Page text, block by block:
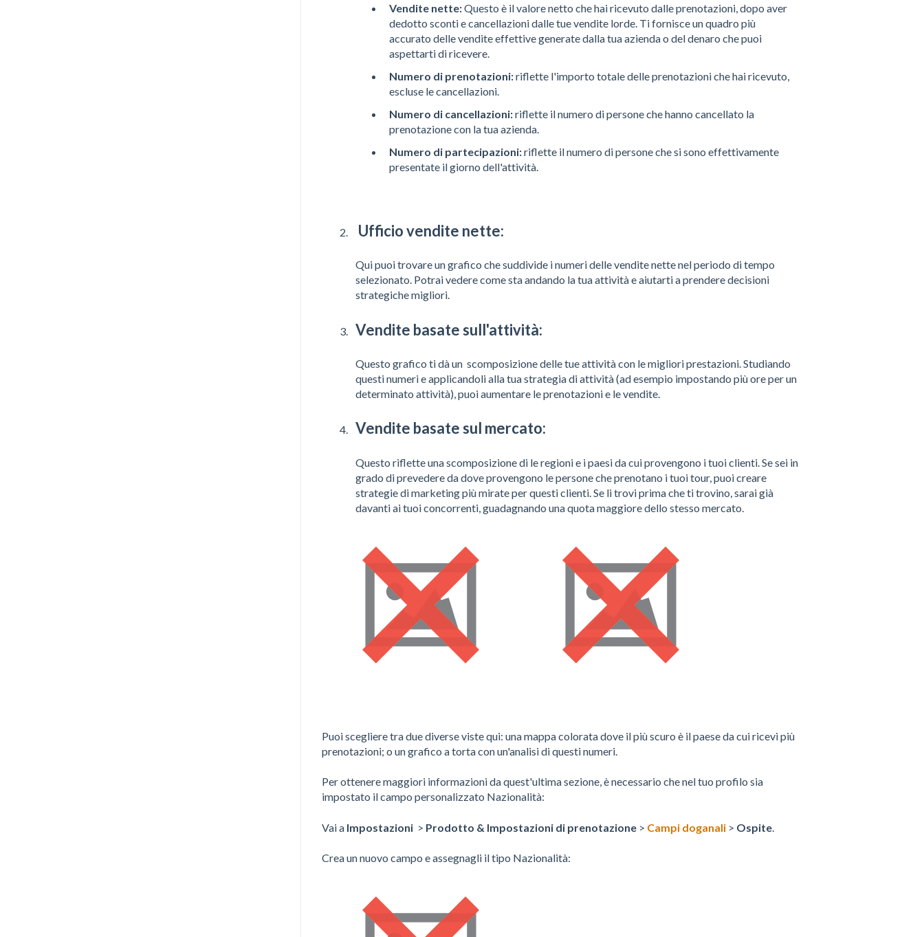
Vendite nette:Questo è il valore netto che hai ricevuto dalle prenotazioni, dopo aver
dedotto sconti e cancellazioni dalle tue vendite lorde. Ti fornisce un quadro più
accurato delle vendite effettive generate dalla tua azienda o del denaro che puoi
aspettarti di ricevere.
Numero di prenotazioni:riflette l'importo totale delle prenotazioni che hai ricevuto,
escluse le cancellazioni.
Numero di cancellazioni:riflette il numero di persone che hanno cancellato la
prenotazione con la tua azienda.
Numero di partecipazioni:riflette il numero di persone che si sono effettivamente
presentate il giorno dell'attività.
Ufficio vendite nette:
Qui puoi trovare un grafico che suddivide i numeri delle vendite nette nel periodo di tempo
selezionato. Potrai vedere come sta andando la tua attività e aiutarti a prendere decisioni
strategiche migliori.
Vendite basate sull'attività:
Questo grafico ti dà unscomposizione delle tue attività con le migliori prestazioni.Studiando
questi numeri e applicandoli alla tua strategia di attività (ad esempio impostando più ore per un
determinato attività), puoi aumentare le prenotazioni e le vendite.
Vendite basate sul mercato:
Questo riflette una scomposizione di le regioni e i paesi da cui provengono i tuoi clienti. Se sei in
grado di prevedere da dove provengono le persone che prenotano i tuoi tour, puoi creare
strategie di marketing più mirate per questi clienti. Se li troviprima che ti trovino, sarai già
davanti ai tuoi concorrenti, guadagnando una quota maggiore dello stesso mercato.
Puoi scegliere tra due diverse viste qui: una mappa colorata dove il più scuro è il paese da cui ricevi più
prenotazioni; o un grafico a torta con un'analisi di questi numeri.
Per ottenere maggiori informazioni da quest'ultima sezione, è necessario che nel tuo profilo sia
impostato il campo personalizzato Nazionalità:
Vai a Impostazioni > Prodotto & Impostazioni di prenotazione> Campi doganali> Ospite.
Crea un nuovo campo e assegnagli il tipo Nazionalità: